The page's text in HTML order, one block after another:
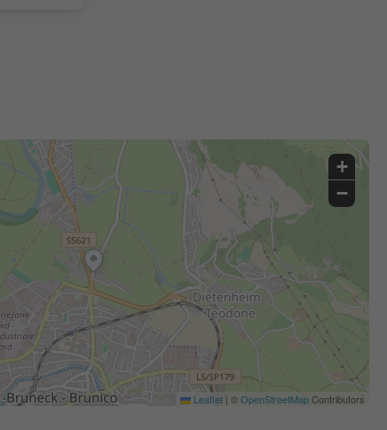
+
−
Leaflet | ©OpenStreetMapContributors